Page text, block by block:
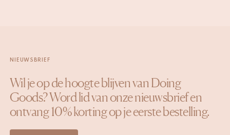
NIEUWSBRIEF
Wil je op de hoogte blijven van Doing
Goods? Word lid van onze nieuwsbrief en
ontvang 10% korting op je eerste bestelling.